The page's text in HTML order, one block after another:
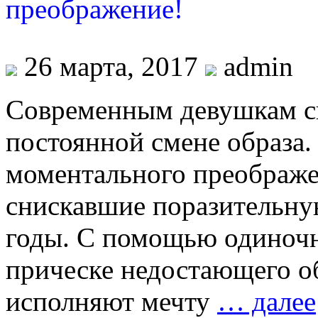
26 марта, 2017
admin
Современным девушкам
постоянной смене
моментального
снискавшие
годы. С помощью
прическе недостающего
исполняют мечту … далее